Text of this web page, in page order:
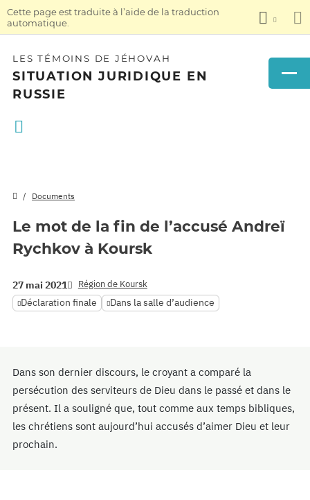
Cette page est traduite à l’aide de la traduction
automatique.
LES TÉMOINS DE JÉHOVAH
SITUATION JURIDIQUE EN
RUSSIE
Documents
Le mot de la fin de l’accusé Andreï
Rychkov à Koursk
27 mai 2021 Région de Koursk
Déclaration finale Dans la salle d’audience
Dans son dernier discours, le croyant a comparé la
persécution des serviteurs de Dieu dans le passé et dans le
présent. Il a souligné que, tout comme aux temps bibliques,
les chrétiens sont aujourd’hui accusés d’aimer Dieu et leur
prochain.